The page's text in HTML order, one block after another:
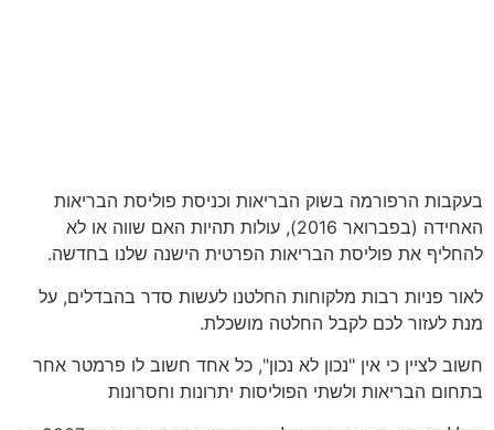
בעקבות הרפורמה בשוק הבריאות וכניסת פוליסת הבריאות
האחידה (בפברואר 2016), עולות תהיות האם שווה או לא
להחליף את פוליסת הבריאות הפרטית הישנה שלנו בחדשה.
לאור פניות רבות מלקוחות החלטנו לעשות סדר בהבדלים, על
מנת לעזור לכם לקבל החלטה מושכלת.
חשוב לציין כי אין "נכון לא נכון", כל אחד חשוב לו פרמטר אחר
בתחום הבריאות ולשתי הפוליסות יתרונות וחסרונות